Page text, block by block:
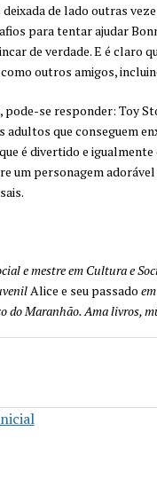
de lado outras
para tentar ajudar
de verdade. E é claro
outros amigos,
se responder: Toy
adultos que conseguem
é divertido e
um personagem
e mestre em Cultura e
Alice e seu passado
Maranhão. Ama livros,